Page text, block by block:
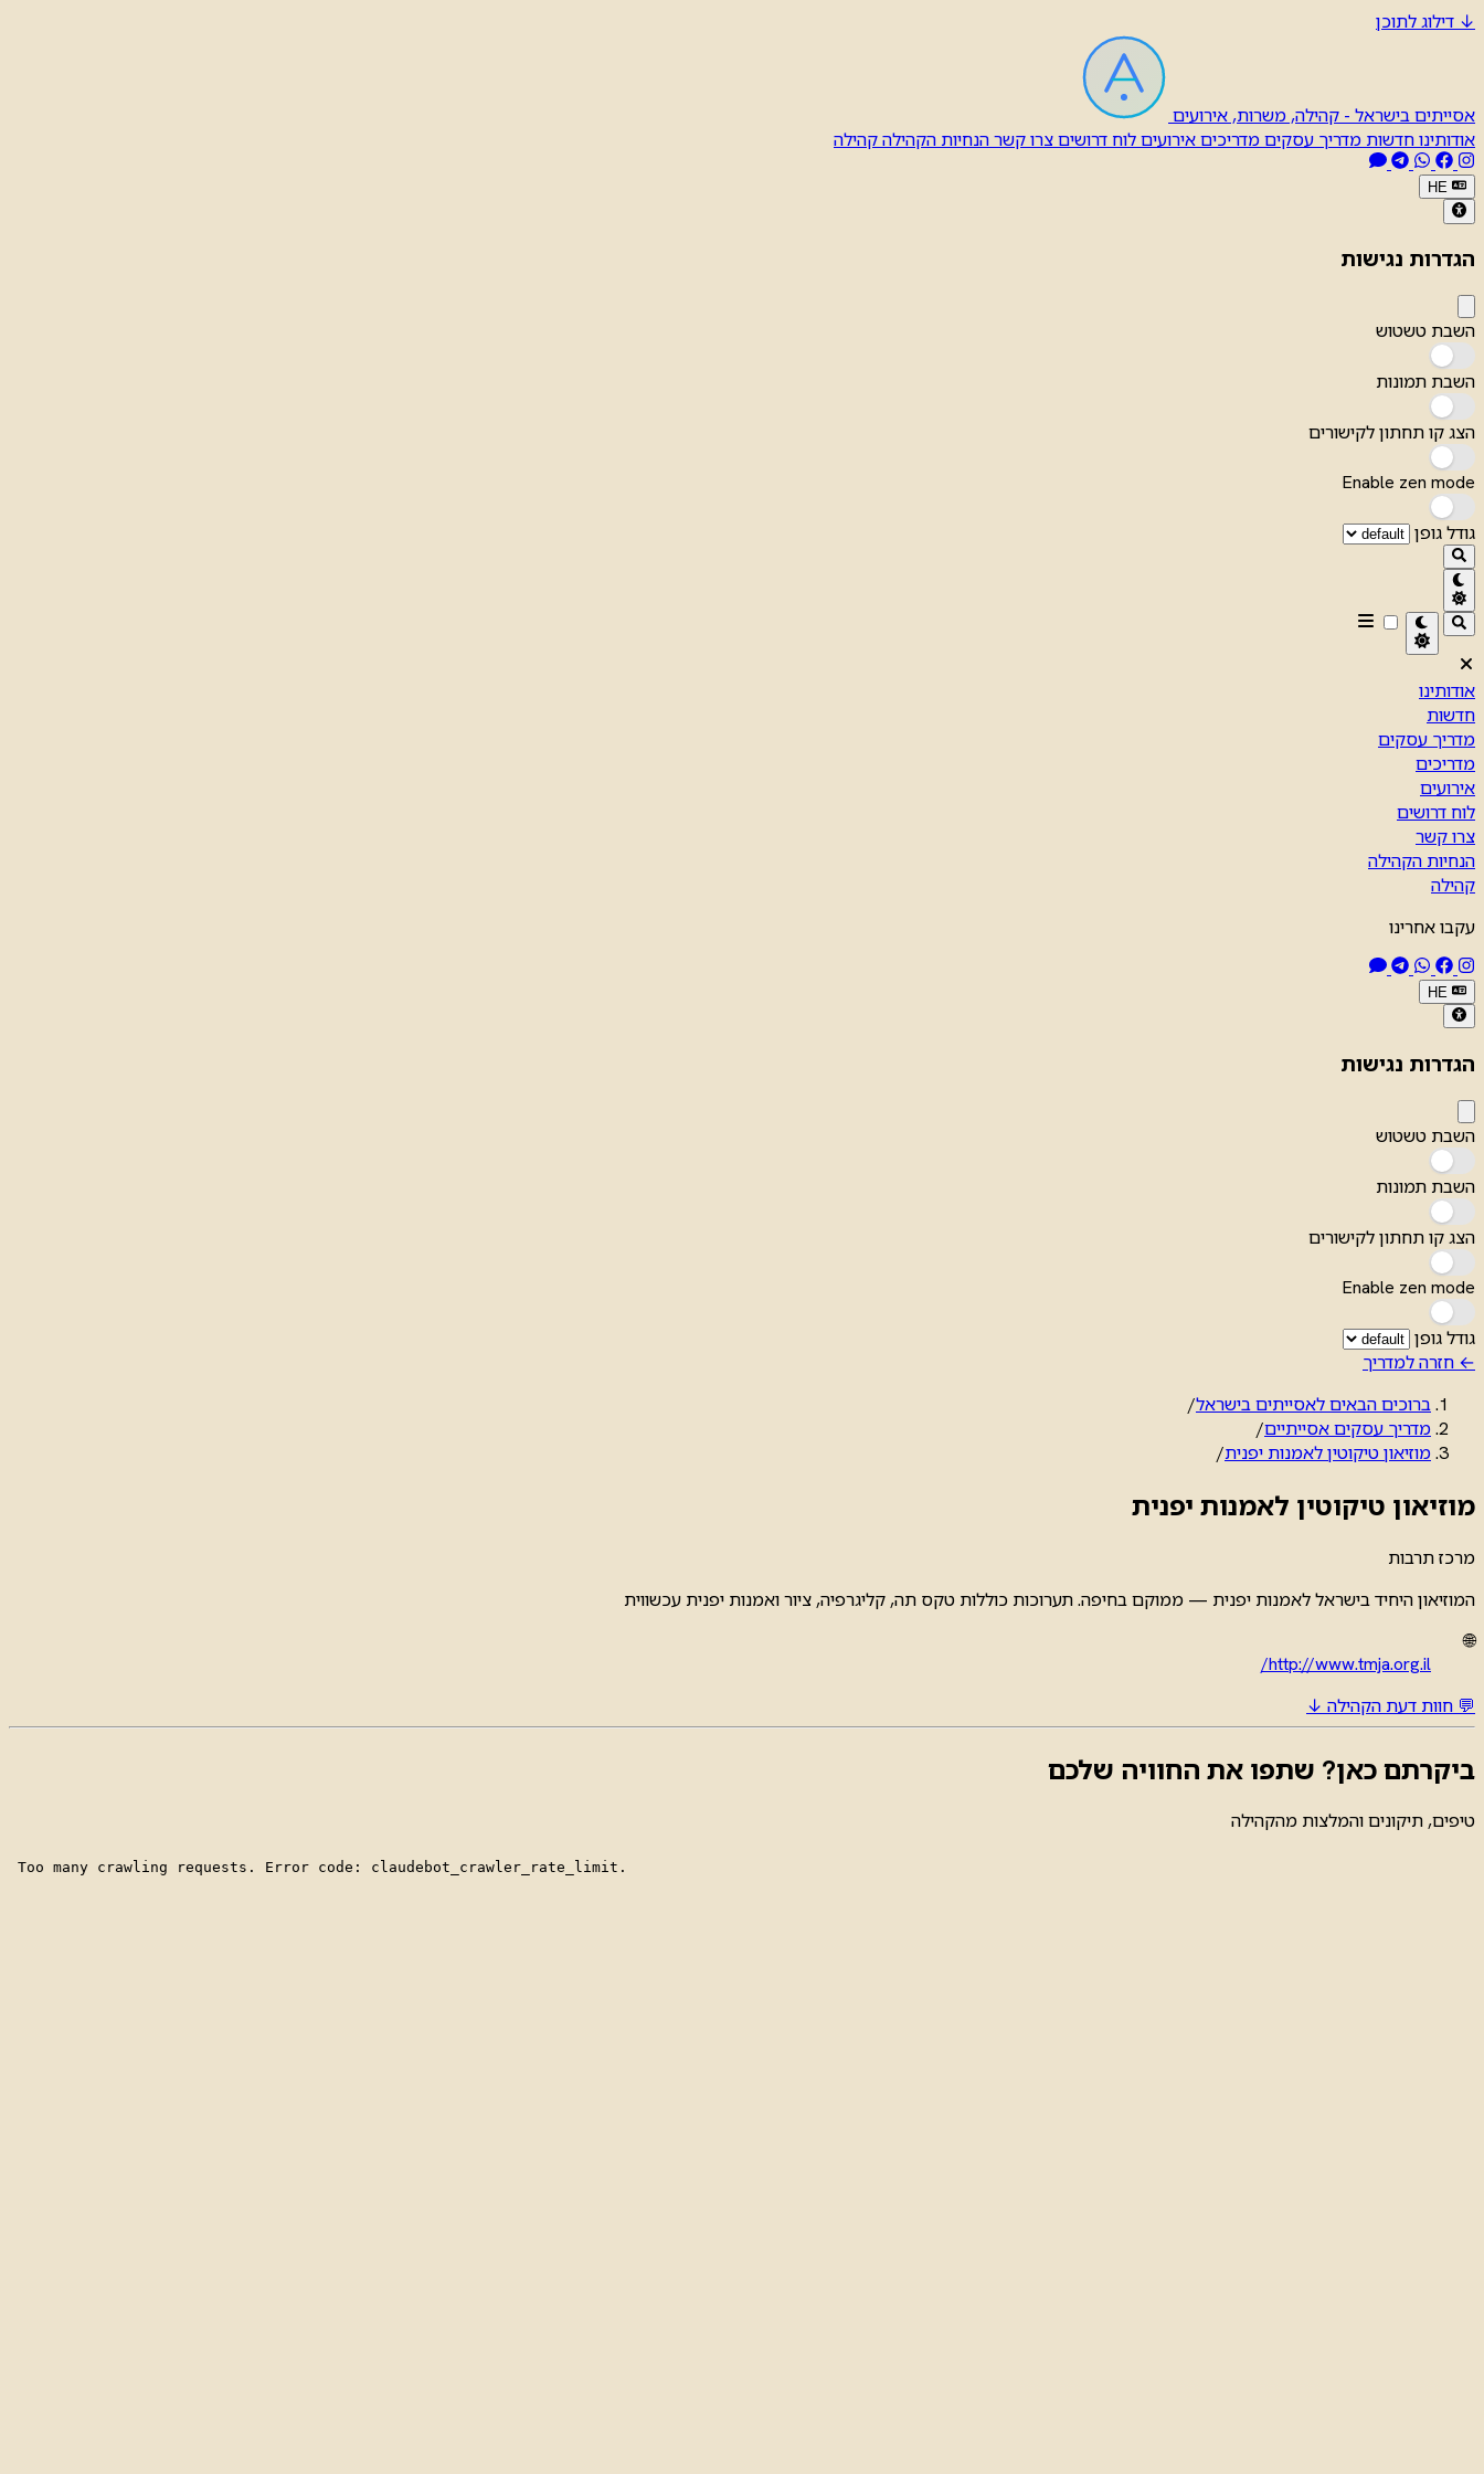
↓ דילוג לתוכן
אסייתים בישראל - קהילה, משרות, אירועים
אודותינוחדשות מדריך עסקיםמדריכיםאירועיםלוח דרושיםצרו קשרהנחיות הקהילהקהילה
HE
הגדרות נגישות
השבת טשטוש
השבת תמונות
הצג קו תחתון לקישורים
Enable zen mode
גודל גופן
אודותינו
חדשות
מדריך עסקים
מדריכים
אירועים
לוח דרושים
צרו קשר
הנחיות הקהילה
קהילה
עקבו אחרינו
HE
הגדרות נגישות
השבת טשטוש
השבת תמונות
הצג קו תחתון לקישורים
Enable zen mode
גודל גופן
← חזרה למדריך
ברוכים הבאים לאסייתים בישראל/
מדריך עסקים אסייתיים/
מוזיאון טיקוטין לאמנות יפנית/
מוזיאון טיקוטין לאמנות יפנית
מרכז תרבות
המוזיאון היחיד בישראל לאמנות יפנית — ממוקם בחיפה. תערוכות כוללות טקס תה, קליגרפיה, ציור ואמנות יפנית עכשווית
🌐
http://www.tmja.org.il/
💬 חוות דעת הקהילה ↓
ביקרתם כאן? שתפו את החוויה שלכם
טיפים, תיקונים והמלצות מהקהילה